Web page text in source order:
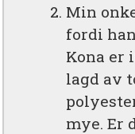
Min
fordi
Kona er
lagd av
mye. Er